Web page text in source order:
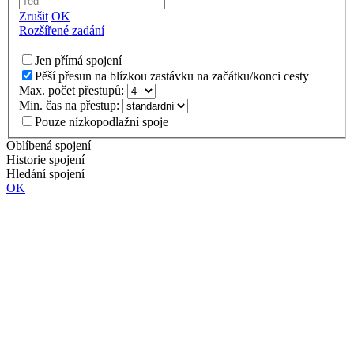
Zrušit OK
Rozšířené zadání
Jen přímá spojení
Pěší přesun na blízkou zastávku na začátku/konci cesty
Max. počet přestupů:
Min. čas na přestup:
Pouze nízkopodlažní spoje
Oblíbená spojení
Historie spojení
Hledání spojení
OK